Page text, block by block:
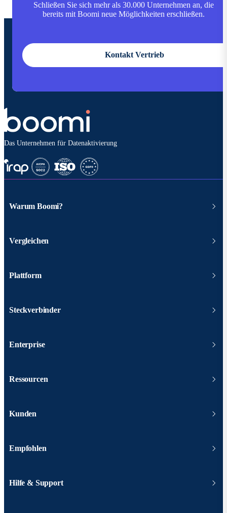
Schließen Sie sich mehr als 30.000 Unternehmen an, die
bereits mit Boomi neue Möglichkeiten erschließen.
Kontakt Vertrieb
Das Unternehmen für Datenaktivierung
Warum Boomi?
Vergleichen
Plattform
Steckverbinder
Enterprise
Ressourcen
Kunden
Empfohlen
Hilfe & Support